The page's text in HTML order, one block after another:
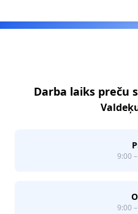
Darba laiks preču
9:00
9:00